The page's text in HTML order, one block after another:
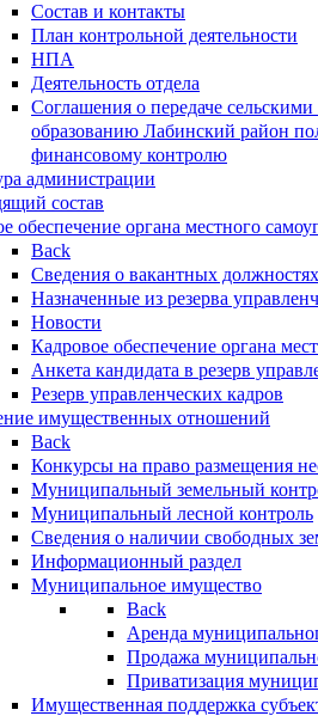
Состав и контакты
План контрольной деятельности
НПА
Деятельность отдела
Соглашения о передаче
образованию Лабинский район
финансовому контролю
администрации
состав
обеспечение органа местного
Back
Сведения о вакантных
Назначенные из резерва
Новости
Кадровое обеспечение органа
Анкета кандидата в резерв
Резерв управленческих кадров
имущественных отношений
Back
Конкурсы на право размещения
Муниципальный земельный
Муниципальный лесной контроль
Сведения о наличии свободных
Информационный раздел
Муниципальное имущество
Back
Аренда
Продажа
Приватизация
Имущественная поддержка